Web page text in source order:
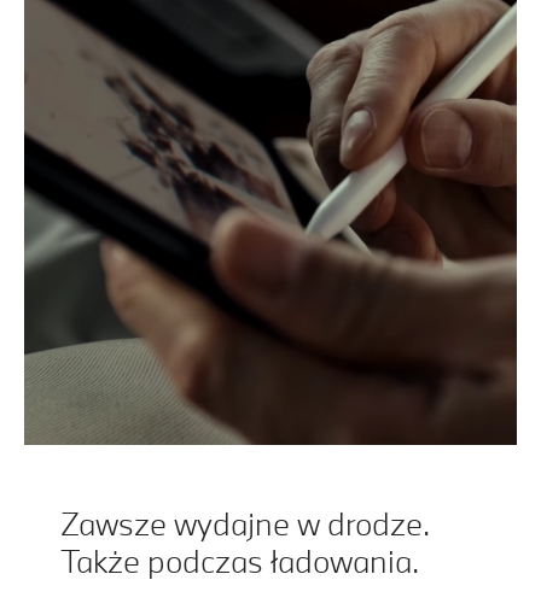
Zawsze wydajne w drodze.
Także podczas ładowania.